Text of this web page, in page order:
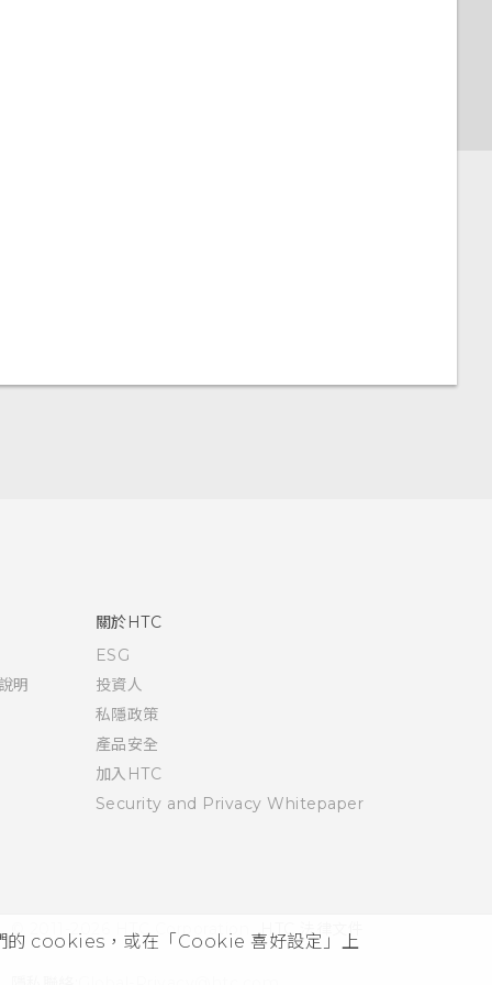
的 cookies，或在「Cookie 喜好設定」上
明
關於HTC
ESG
投資人
私隱政策
產品安全
加入HTC
Security and Privacy Whitepaper
© 2011-2026 HTC Corporation HTC 法律文件